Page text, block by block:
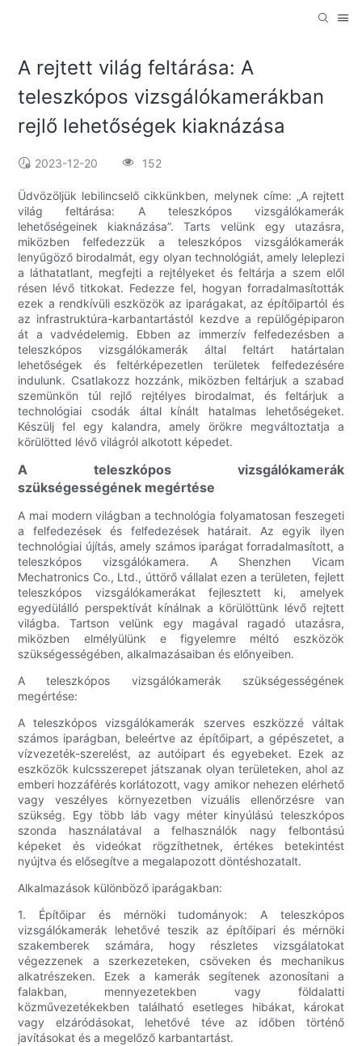
A rejtett világ feltárása: A
teleszkópos vizsgálókamerákban
rejlő lehetőségek kiaknázása
2023-12-20 152
Üdvözöljük lebilincselő cikkünkben, melynek címe: „A rejtett
világ feltárása: A teleszkópos vizsgálókamerák
lehetőségeinek kiaknázása”. Tarts velünk egy utazásra,
miközben felfedezzük a teleszkópos vizsgálókamerák
lenyűgöző birodalmát, egy olyan technológiát, amely leleplezi
a láthatatlant, megfejti a rejtélyeket és feltárja a szem elől
résen lévő titkokat. Fedezze fel, hogyan forradalmasították
ezek a rendkívüli eszközök az iparágakat, az építőipartól és
az infrastruktúra-karbantartástól kezdve a repülőgépiparon
át a vadvédelemig. Ebben az immerzív felfedezésben a
teleszkópos vizsgálókamerák által feltárt határtalan
lehetőségek és feltérképezetlen területek felfedezésére
indulunk. Csatlakozz hozzánk, miközben feltárjuk a szabad
szemünkön túl rejlő rejtélyes birodalmat, és feltárjuk a
technológiai csodák által kínált hatalmas lehetőségeket.
Készülj fel egy kalandra, amely örökre megváltoztatja a
körülötted lévő világról alkotott képedet.
A teleszkópos vizsgálókamerák
szükségességének megértése
A mai modern világban a technológia folyamatosan feszegeti
a felfedezések és felfedezések határait. Az egyik ilyen
technológiai újítás, amely számos iparágat forradalmasított, a
teleszkópos vizsgálókamera. A Shenzhen Vicam
Mechatronics Co., Ltd., úttörő vállalat ezen a területen, fejlett
teleszkópos vizsgálókamerákat fejlesztett ki, amelyek
egyedülálló perspektívát kínálnak a körülöttünk lévő rejtett
világba. Tartson velünk egy magával ragadó utazásra,
miközben elmélyülünk e figyelemre méltó eszközök
szükségességében, alkalmazásaiban és előnyeiben.
A teleszkópos vizsgálókamerák szükségességének
megértése:
A teleszkópos vizsgálókamerák szerves eszközzé váltak
számos iparágban, beleértve az építőipart, a gépészetet, a
vízvezeték-szerelést, az autóipart és egyebeket. Ezek az
eszközök kulcsszerepet játszanak olyan területeken, ahol az
emberi hozzáférés korlátozott, vagy amikor nehezen elérhető
vagy veszélyes környezetben vizuális ellenőrzésre van
szükség. Egy több láb vagy méter kinyúlású teleszkópos
szonda használatával a felhasználók nagy felbontású
képeket és videókat rögzíthetnek, értékes betekintést
nyújtva és elősegítve a megalapozott döntéshozatalt.
Alkalmazások különböző iparágakban:
1. Építőipar és mérnöki tudományok: A teleszkópos
vizsgálókamerák lehetővé teszik az építőipari és mérnöki
szakemberek számára, hogy részletes vizsgálatokat
végezzenek a szerkezeteken, csöveken és mechanikus
alkatrészeken. Ezek a kamerák segítenek azonosítani a
falakban, mennyezetekben vagy földalatti
közművezetékekben található esetleges hibákat, károkat
vagy elzáródásokat, lehetővé téve az időben történő
javításokat és a megelőző karbantartást.